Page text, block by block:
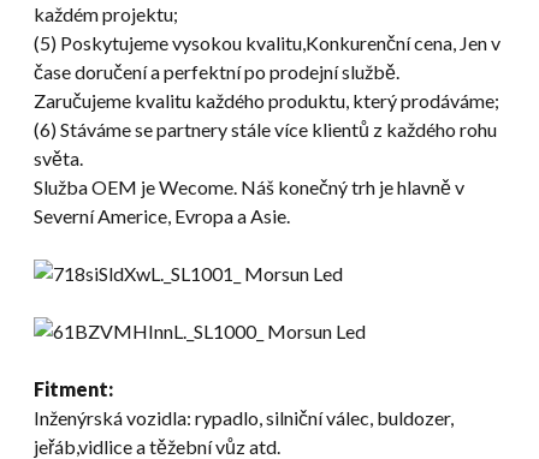
každém projektu;
(5) Poskytujeme vysokou kvalitu,Konkurenční cena, Jen v
čase doručení a perfektní po prodejní službě.
Zaručujeme kvalitu každého produktu, který prodáváme;
(6) Stáváme se partnery stále více klientů z každého rohu
světa.
Služba OEM je Wecome. Náš konečný trh je hlavně v
Severní Americe, Evropa a Asie.
Fitment:
Inženýrská vozidla: rypadlo, silniční válec, buldozer,
jeřáb,vidlice a těžební vůz atd.